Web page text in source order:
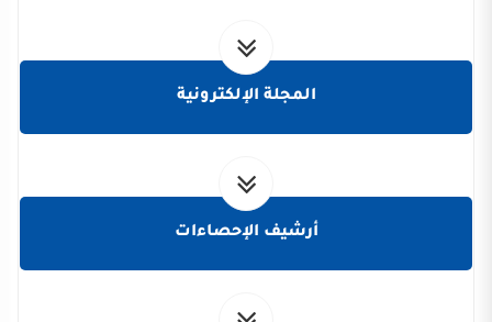
المجلة الإلكترونية
أرشيف الإحصاءات